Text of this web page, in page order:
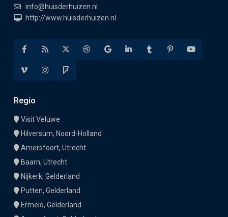
info@huisderhuizen.nl
http://www.huisderhuizen.nl
Regio
Visit Veluwe
Hilversum, Noord-Holland
Amersfoort, Utrecht
Baarn, Utrecht
Nijkerk, Gelderland
Putten, Gelderland
Ermelo, Gelderland